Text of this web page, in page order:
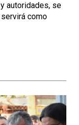
autoridades, se
como